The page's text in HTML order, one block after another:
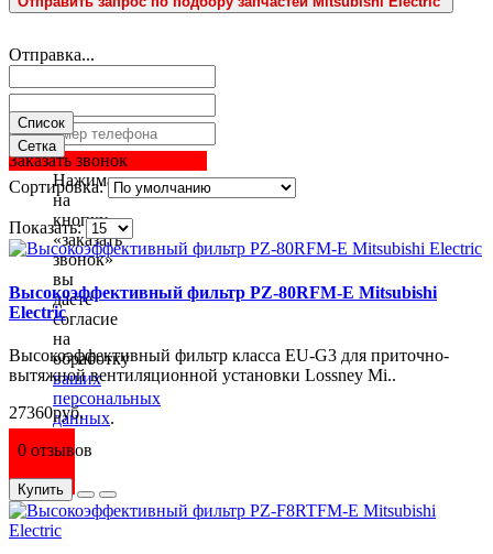
Отправка...
Заказать звонок
Нажимая
на
кнопку
«заказать
звонок»
вы
даете
согласие
на
обработку
ваших
персональных
данных.
Список
Сетка
Сортировка:
Показать:
Высокоэффективный фильтр PZ-80RFM-E Mitsubishi
Electric
Высокоэффективный фильтр класса EU-G3 для приточно-
вытяжной вентиляционной установки Lossney Mi..
27360руб.
0 отзывов
Купить